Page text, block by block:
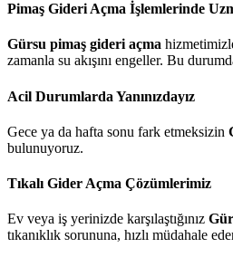
Pimaş Gideri Açma İşlemlerinde
Gürsu pimaş gideri açma
zamanla su akışını engeller. Bu
Acil Durumlarda Yanınızdayız
Gece ya da hafta sonu fark etmeksizin
bulunuyoruz.
Tıkalı Gider Açma Çözümlerimiz
Ev veya iş yerinizde karşılaştığınız
tıkanıklık sorununa, hızlı müdahale